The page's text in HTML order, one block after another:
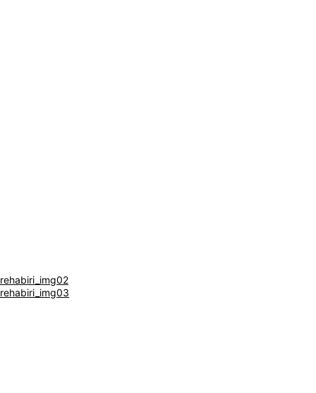
rehabiri_img02
rehabiri_img03